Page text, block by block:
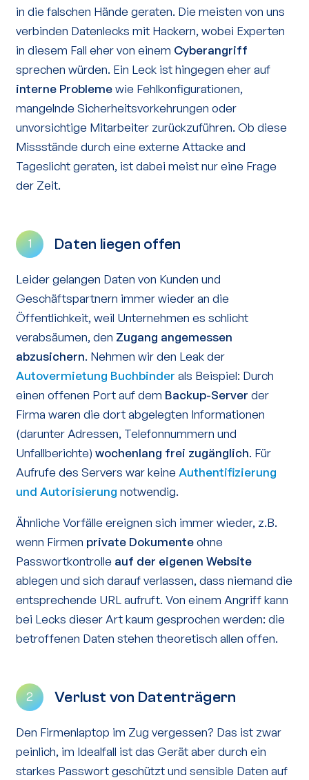
in die falschen Hände geraten. Die meisten von uns
verbinden Datenlecks mit Hackern, wobei Experten
in diesem Fall eher von einem Cyberangriff
sprechen würden. Ein Leck ist hingegen eher auf
interne Problemewie Fehlkonfigurationen,
mangelnde Sicherheitsvorkehrungen oder
unvorsichtige Mitarbeiter zurückzuführen. Ob diese
Missstände durch eine externe Attacke and
Tageslicht geraten, ist dabei meist nur eine Frage
der Zeit.
1 Daten liegen offen
Leider gelangen Daten von Kunden und
Geschäftspartnern immer wieder an die
Öffentlichkeit, weil Unternehmen es schlicht
verabsäumen, den Zugang angemessen
abzusichern. Nehmen wir den Leak der
Autovermietung Buchbinder als Beispiel: Durch
einen offenen Port auf dem Backup-Server der
Firma waren die dort abgelegten Informationen
(darunter Adressen, Telefonnummern und
Unfallberichte) wochenlang frei zugänglich. Für
Aufrufe des Servers war keine Authentifizierung
und Autorisierung notwendig.
Ähnliche Vorfälle ereignen sich immer wieder, z.B.
wenn Firmen private Dokumenteohne
Passwortkontrolle auf der eigenen Website
ablegen und sich darauf verlassen, dass niemand die
entsprechende URL aufruft. Von einem Angriff kann
bei Lecks dieser Art kaum gesprochen werden: die
betroffenen Daten stehen theoretisch allen offen.
2 Verlust von Datenträgern
Den Firmenlaptop im Zug vergessen? Das ist zwar
peinlich, im Idealfall ist das Gerät aber durch ein
starkes Passwort geschützt und sensible Daten auf